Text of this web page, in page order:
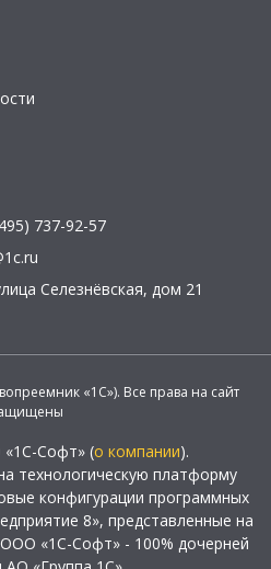
737-92-57
Селезнёвская, дом 21
«1С»). Все права на сайт
Софт» (о компании).
технологическую платформу
конфигурации программных
8», представленные на
«1С-Софт» - 100% дочерней